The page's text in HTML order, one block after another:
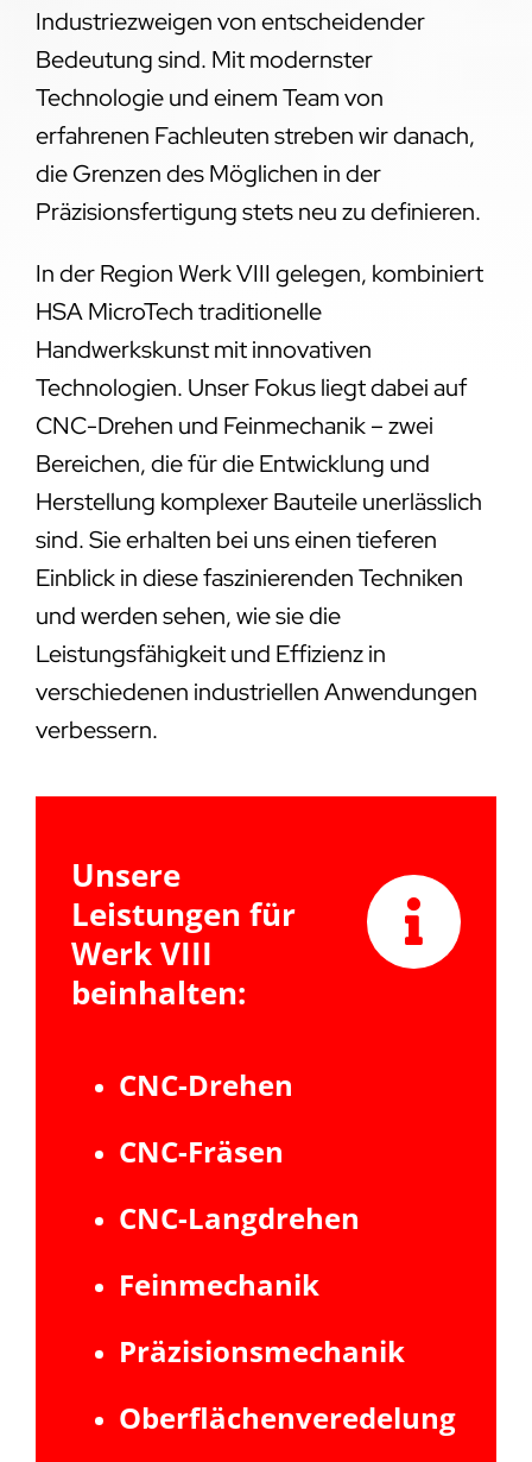
Industriezweigen von entscheidender
Bedeutung sind. Mit modernster
Technologie und einem Team von
erfahrenen Fachleuten streben wir danach,
die Grenzen des Möglichen in der
Präzisionsfertigung stets neu zu definieren.
In der Region Werk VIII gelegen, kombiniert
HSA MicroTech traditionelle
Handwerkskunst mit innovativen
Technologien. Unser Fokus liegt dabei auf
CNC-Drehen und Feinmechanik – zwei
Bereichen, die für die Entwicklung und
Herstellung komplexer Bauteile unerlässlich
sind. Sie erhalten bei uns einen tieferen
Einblick in diese faszinierenden Techniken
und werden sehen, wie sie die
Leistungsfähigkeit und Effizienz in
verschiedenen industriellen Anwendungen
verbessern.
Unsere
Leistungen für
Werk VIII
beinhalten:
CNC-Drehen
CNC-Fräsen
CNC-Langdrehen
Feinmechanik
Präzisionsmechanik
Oberflächenveredelung